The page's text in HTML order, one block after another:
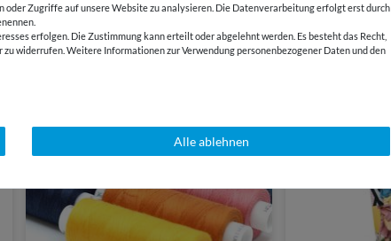
Zugriffe auf unsere Website zu analysieren. Die Datenverarbeitung erfolgt erst durch
erfolgen. Die Zustimmung kann erteilt oder abgelehnt werden. Es besteht das Recht,
widerrufen. Weitere Informationen zur Verwendung personenbezogener Daten und den
Alle ablehnen